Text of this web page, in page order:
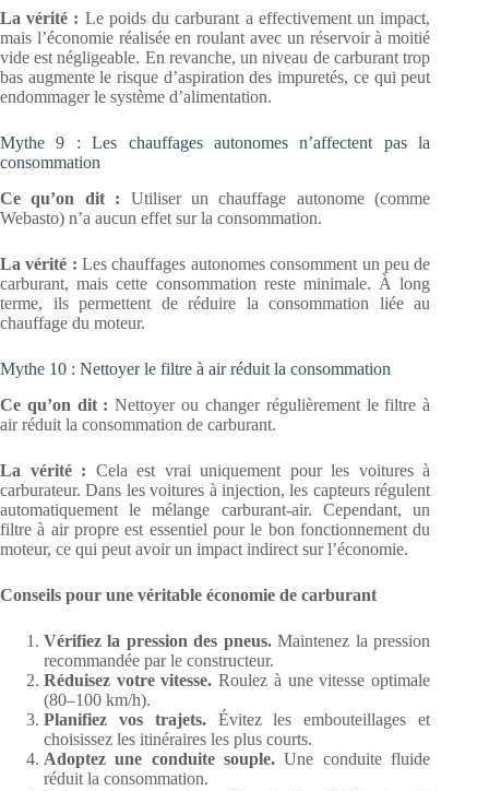
La vérité : Le poids du carburant a effectivement un impact,
mais l’économie réalisée en roulant avec un réservoir à moitié
vide est négligeable. En revanche, un niveau de carburant trop
bas augmente le risque d’aspiration des impuretés, ce qui peut
endommager le système d’alimentation.
Mythe 9 : Les chauffages autonomes n’affectent pas la
consommation
Ce qu’on dit : Utiliser un chauffage autonome (comme
Webasto) n’a aucun effet sur la consommation.
La vérité : Les chauffages autonomes consomment un peu de
carburant, mais cette consommation reste minimale. À long
terme, ils permettent de réduire la consommation liée au
chauffage du moteur.
Mythe 10 : Nettoyer le filtre à air réduit la consommation
Ce qu’on dit : Nettoyer ou changer régulièrement le filtre à
air réduit la consommation de carburant.
La vérité : Cela est vrai uniquement pour les voitures à
carburateur. Dans les voitures à injection, les capteurs régulent
automatiquement le mélange carburant-air. Cependant, un
filtre à air propre est essentiel pour le bon fonctionnement du
moteur, ce qui peut avoir un impact indirect sur l’économie.
Conseils pour une véritable économie de carburant
Vérifiez la pression des pneus.Maintenez la pression
recommandée par le constructeur.
Réduisez votre vitesse. Roulez à une vitesse optimale
(80–100 km/h).
Planifiez vos trajets.Évitez les embouteillages et
choisissez les itinéraires les plus courts.
Adoptez une conduite souple. Une conduite fluide
réduit la consommation.